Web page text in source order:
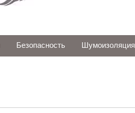
Безопасность Шумоизоляция